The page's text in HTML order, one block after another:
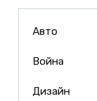
Авто
Война
Дизайн